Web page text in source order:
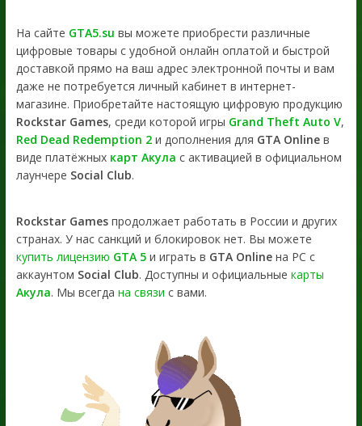
На сайте GTA5.su вы можете приобрести различные
цифровые товары с удобной онлайн оплатой и быстрой
доставкой прямо на ваш адрес электронной почты и вам
даже не потребуется личный кабинет в интернет-
магазине. Приобретайте настоящую цифровую продукцию
Rockstar Games, среди которой игры Grand Theft Auto V,
Red Dead Redemption 2и дополнения для GTA Onlineв
виде платёжных карт Акула с активацией в официальном
лаунчере Social Club.
Rockstar Gamesпродолжает работать в России и других
странах. У нас санкций и блокировок нет. Вы можете
купить лицензию GTA 5и играть в GTA Onlineна PC с
аккаунтом Social Club. Доступны и официальные карты
Акула. Мы всегда на связи с вами.